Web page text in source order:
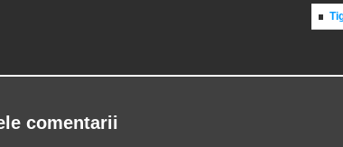
comentarii